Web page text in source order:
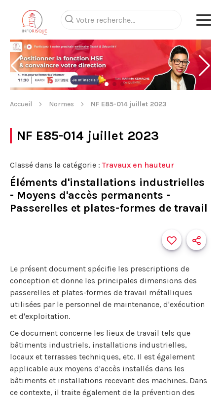
Accueil Normes NF E85-014 juillet 2023
NF E85-014 juillet 2023
Classé dans la catégorie :Travaux en hauteur
Éléments d'installations industrielles
- Moyens d'accès permanents -
Passerelles et plates-formes de travail
Le présent document spécifie les prescriptions de
conception et donne les principales dimensions des
passerelles et plates-formes de travail métalliques
utilisées par le personnel de maintenance, d'exécution
et d'exploitation.
Ce document concerne les lieux de travail tels que
bâtiments industriels, installations industrielles,
locaux et terrasses techniques, etc. Il est également
applicable aux moyens d'accès installés dans les
bâtiments et installations recevant des machines. Dans
ce contexte, il traite également de la prévention des